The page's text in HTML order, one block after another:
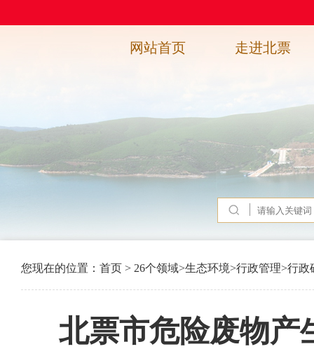
网站首页 走进北票
您现在的位置： 首页 > 26个领域>生态环境>行政管理>行政
北票市危险废物产